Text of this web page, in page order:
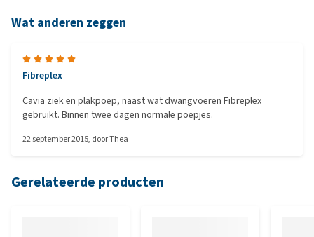
Wat anderen zeggen
Fibreplex
Cavia ziek en plakpoep, naast wat dwangvoeren Fibreplex
gebruikt. Binnen twee dagen normale poepjes.
22 september 2015, doorThea
Gerelateerde producten